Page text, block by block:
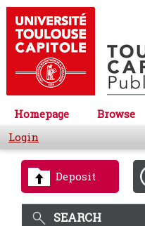
Homepage Browse
Login
Deposit
SEARCH